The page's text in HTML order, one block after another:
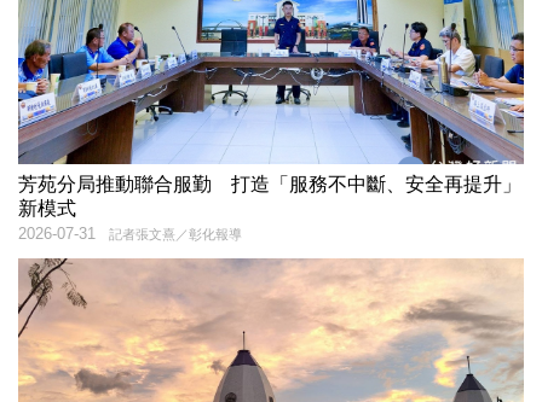
芳苑分局推動聯合服勤 打造「服務不中斷、安全再提升」
新模式
記者張文熹／彰化報導
2026-07-31